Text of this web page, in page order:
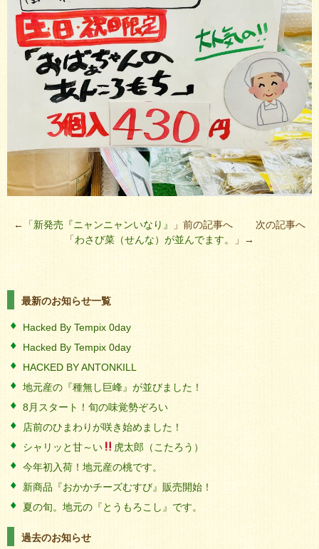
←「新発売『ニャンニャンいなり』 」前の記事へ 次の記事へ
「わさび菜（せんな）が並んでます。 」→
最新のお知らせ一覧
Hacked By Tempix 0day
Hacked By Tempix 0day
HACKED BY ANTONKILL
地元産の『種無し巨峰』が並びました！
8月スタート！旬の味覚勢ぞろい
店前のひまわりが咲き始めました！
シャリッと甘～い
虎太郎（こたろう）
今年初入荷！地元産の桃です。
新商品『おかかチーズむすび』販売開始！
夏の旬。地元の『とうもろこし』です。
過去のお知らせ